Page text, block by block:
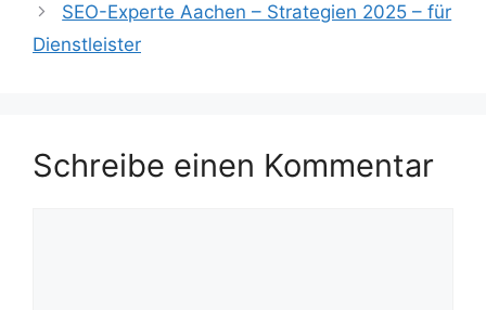
SEO-Experte Aachen – Strategien 2025 – für
Dienstleister
Schreibe einen Kommentar